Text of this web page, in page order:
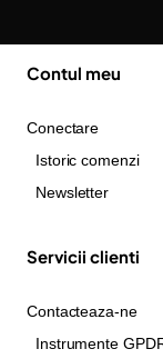
Contul meu
Conectare
Istoric comenzi
Newsletter
Servicii clienti
Contacteaza-ne
Instrumente